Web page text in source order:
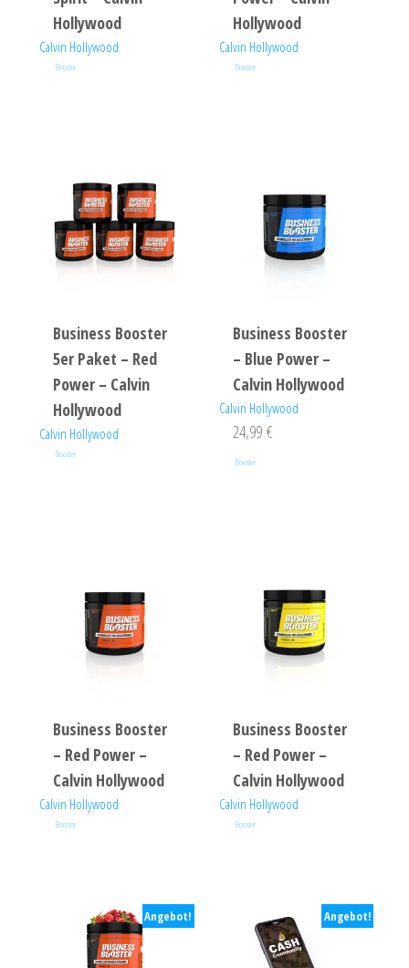
Hollywood
Calvin Hollywood
Booster
Hollywood
Calvin Hollywood
Booster
Business Booster
5er Paket – Red
Power – Calvin
Hollywood
Calvin Hollywood
Booster
Business Booster
– Blue Power –
Calvin Hollywood
Calvin Hollywood
24,99 €
Booster
Business Booster
– Red Power –
Calvin Hollywood
Calvin Hollywood
Booster
Business Booster
– Red Power –
Calvin Hollywood
Calvin Hollywood
Booster
Angebot! Angebot!